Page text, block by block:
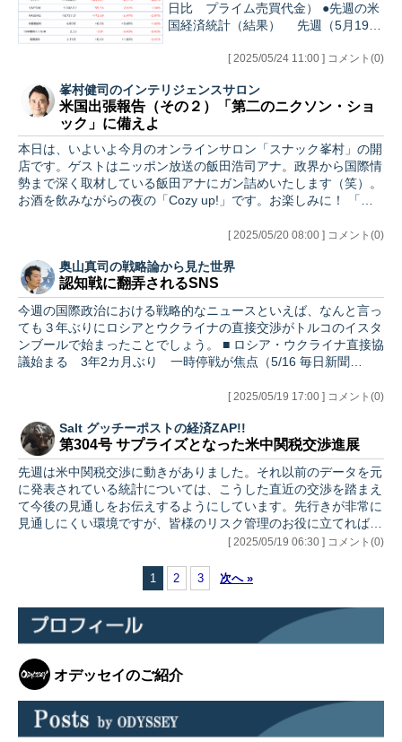
日比 プライム売買代金） ●先週の米
国経済統計（結果） 先週（5月19日
[ 2025/05/24 11:00 ] コメント(0)
峯村健司のインテリジェンスサロン
米国出張報告（その２）「第二のニクソン・ショ
ック」に備えよ
本日は、いよいよ今月のオンラインサロン「スナック峯村」の開
店です。ゲストはニッポン放送の飯田浩司アナ。政界から国際情
勢まで深く取材している飯田アナにガン詰めいたします（笑）。
お酒を飲みながらの夜の「Cozy up!」です。お楽しみに！ 「…
[ 2025/05/20 08:00 ] コメント(0)
奥山真司の戦略論から見た世界
認知戦に翻弄されるSNS
今週の国際政治における戦略的なニュースといえば、なんと言っ
ても３年ぶりにロシアとウクライナの直接交渉がトルコのイスタ
ンブールで始まったことでしょう。 ■ ロシア・ウクライナ直接協
議始まる 3年2カ月ぶり 一時停戦が焦点（5/16 毎日新聞…
[ 2025/05/19 17:00 ] コメント(0)
Salt グッチーポストの経済ZAP!!
第304号 サプライズとなった米中関税交渉進展
先週は米中関税交渉に動きがありました。それ以前のデータを元
に発表されている統計については、こうした直近の交渉を踏まえ
て今後の見通しをお伝えするようにしています。先行きが非常に
見通しにくい環境ですが、皆様のリスク管理のお役に立てれば幸
[ 2025/05/19 06:30 ] コメント(0)
1 2 3 次へ »
オデッセイのご紹介